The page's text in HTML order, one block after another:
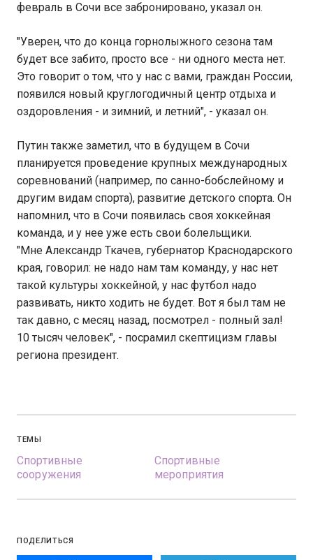
февраль в Сочи все забронировано, указал он.
"Уверен, что до конца горнолыжного сезона там
будет все забито, просто все - ни одного места нет.
Это говорит о том, что у нас с вами, граждан России,
появился новый круглогодичный центр отдыха и
оздоровления - и зимний, и летний", - указал он.
Путин также заметил, что в будущем в Сочи
планируется проведение крупных международных
соревнований (например, по санно-бобслейному и
другим видам спорта), развитие детского спорта. Он
напомнил, что в Сочи появилась своя хоккейная
команда, и у нее уже есть свои болельщики.
"Мне Александр Ткачев, губернатор Краснодарского
края, говорил: не надо нам там команду, у нас нет
такой культуры хоккейной, у нас футбол надо
развивать, никто ходить не будет. Вот я был там не
так давно, с месяц назад, посмотрел - полный зал!
10 тысяч человек", - посрамил скептицизм главы
региона президент.
ТЕМЫ
Спортивные
сооружения
Спортивные
мероприятия
ПОДЕЛИТЬСЯ